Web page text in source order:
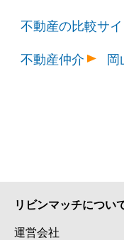
不動産の比較サ
不動産仲介
岡
リビンマッチについ
運営会社